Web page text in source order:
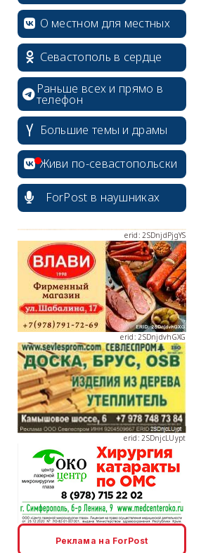
О местном для местных
Севастополь в сердце
Раньше всех и прямо в
телефон
Большие темы и драмы
Живи по-севастопольски
ForPost в наушниках
erid: 2SDnjcrDNw6
erid: 2SDnjdvhGXG
erid: 2SDnjcLUypt
erid: 2SDnjcrDNw6
Реклама на ForPost